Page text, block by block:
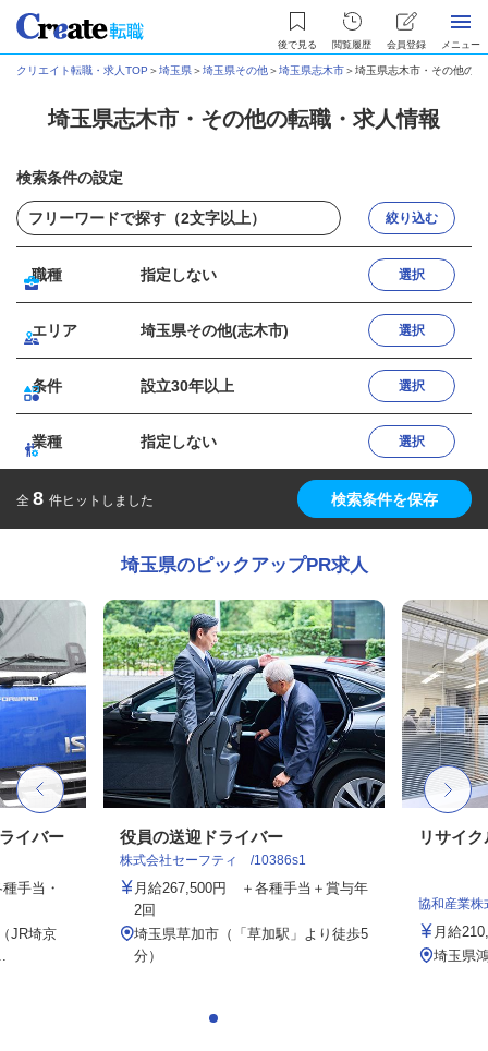
後で見る 閲覧履歴 会員登録 メニュー
クリエイト転職・求人TOP ＞埼玉県＞埼玉県その他＞埼玉県志木市＞埼玉県志木市・その他の
埼玉県志木市・その他の転職・求人情報
検索条件の設定
絞り込む
職種 指定しない 選択
エリア 埼玉県その他(志木市) 選択
条件 設立30年以上 選択
業種 指定しない 選択
全 8 件ヒットしました 検索条件を保存
埼玉県のピックアップPR求人
イバー
手当・
JR埼京
役員の送迎ドライバー
株式会社セーフティ /10386s1
月給267,500円 ＋各種手当＋賞与年
2回
埼玉県草加市（「草加駅」より徒歩5
分）
リサイ
協和産業株
月給
埼玉県